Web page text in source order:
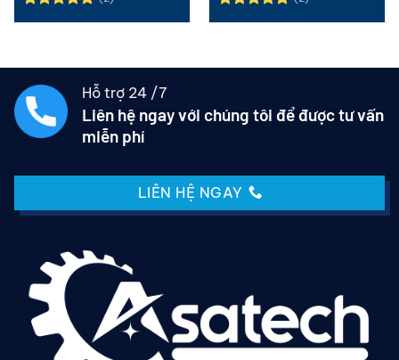
Được xếp
Được xếp
Hỗ trợ 24 /7
Liên hệ ngay với chúng tôi để được tư vấn
miễn phí
LIÊN HỆ NGAY